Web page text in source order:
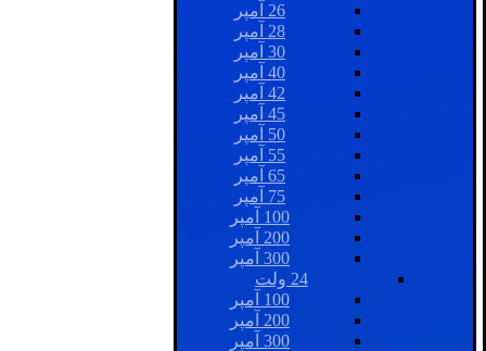
26 آمپر
28 آمپر
30 آمپر
40 آمپر
42 آمپر
45 آمپر
50 آمپر
55 آمپر
65 آمپر
75 آمپر
100 آمپر
200 آمپر
300 آمپر
24 ولت
100 آمپر
200 آمپر
300 آمپر